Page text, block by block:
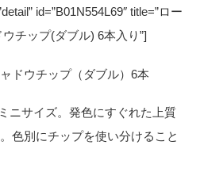
id=”B01N554L69″ title=”ロー
チップ(ダブル) 6本入り”]
ドウチップ（ダブル）6本
ニサイズ。発色にすぐれた上質
色別にチップを使い分けること